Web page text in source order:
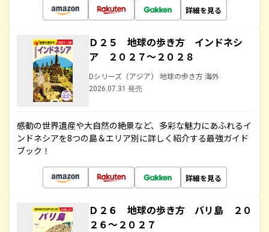
詳細を見る
Ｄ２５ 地球の歩き方 インドネシ
ア ２０２７～２０２８
Dシリーズ（アジア） 地球の歩き方 海外
2026.07.31 発売
感動の世界遺産や大自然の絶景など、多彩な魅力にあふれるイ
ンドネシアを8つの島＆エリア別に詳しく紹介する最強ガイド
ブック！
詳細を見る
Ｄ２６ 地球の歩き方 バリ島 ２０
２６～２０２７